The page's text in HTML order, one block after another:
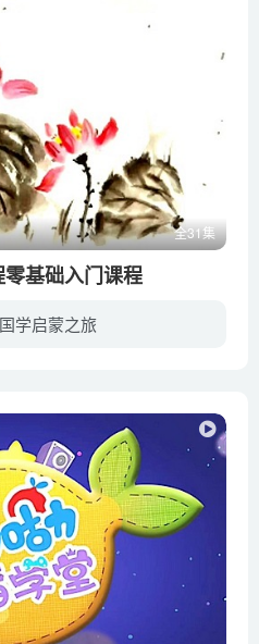
全31集
基础入门课程
学启蒙之旅